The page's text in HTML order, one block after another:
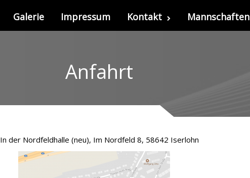
Galerie Impressum Kontakt Mannschaften
Anfahrt
In der Nordfeldhalle (neu), Im Nordfeld 8, 58642 Iserlohn